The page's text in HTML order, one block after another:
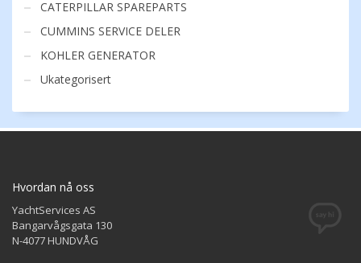
CATERPILLAR SPAREPARTS
CUMMINS SERVICE DELER
KOHLER GENERATOR
Ukategorisert
Hvordan nå oss
YachtServices AS
Bangarvågsgata 130
N-4077 HUNDVÅG